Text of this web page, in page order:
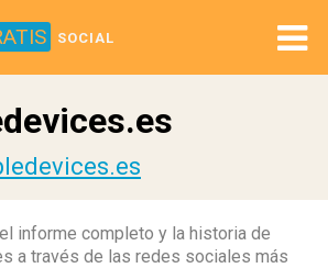
SOCIAL
informe completo y la historia de
a través de las redes sociales más